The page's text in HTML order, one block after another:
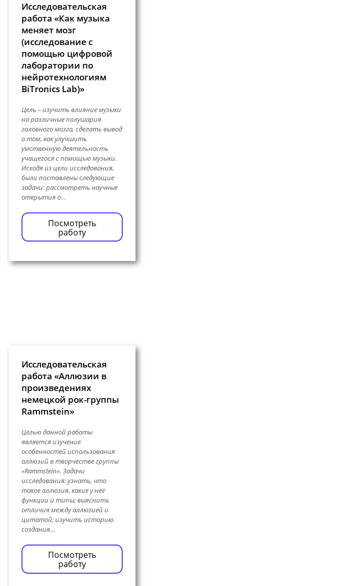
Исследовательская
работа «Как музыка
меняет мозг
(исследование с
помощью цифровой
лаборатории по
нейротехнологиям
BiTronics Lab)»
Цель – изучить влияние музыки
на различные полушария
головного мозга, сделать вывод
о том, как улучшить
умственную деятельность
учащегося с помощью музыки.
Исходя из цели исследования,
были поставлены следующие
задачи: рассмотреть научные
открытия о…
Посмотреть
работу
Исследовательская
работа «Аллюзии в
произведениях
немецкой рок-группы
Rammstein»
Целью данной работы
является изучение
особенностей использования
аллюзий в творчестве группы
«Rammstein». Задачи
исследования: узнать, что
такое аллюзия, какие у неё
функции и типы; выяснить
отличия между аллюзией и
цитатой; изучить историю
создания…
Посмотреть
работу